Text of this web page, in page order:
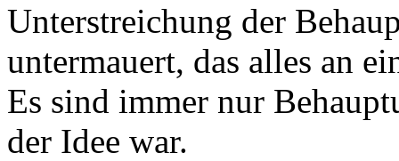
Unterstreichung der
untermauert, das alles an
Es sind immer nur
der Idee war.